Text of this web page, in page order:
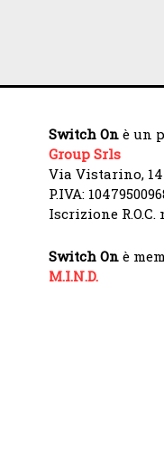
Switch On è un
Group Srls
Via Vistarino, 14
P.IVA:
Iscrizione R.O.C.
Switch On è
M.I.N.D.